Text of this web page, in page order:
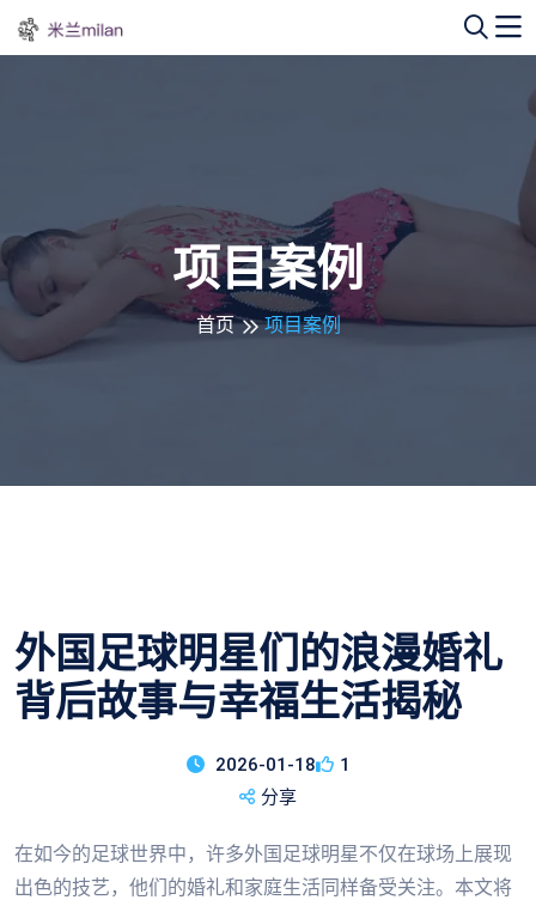
项目案例
首页 项目案例
外国足球明星们的浪漫婚礼
背后故事与幸福生活揭秘
2026-01-18
1
分享
在如今的足球世界中，许多外国足球明星不仅在球场上展现
出色的技艺，他们的婚礼和家庭生活同样备受关注。本文将